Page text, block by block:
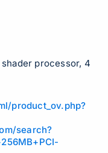
processor, 4
product_ov.php?
search?